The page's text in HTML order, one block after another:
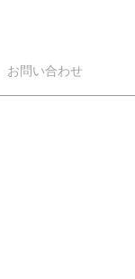
お問い合わせ